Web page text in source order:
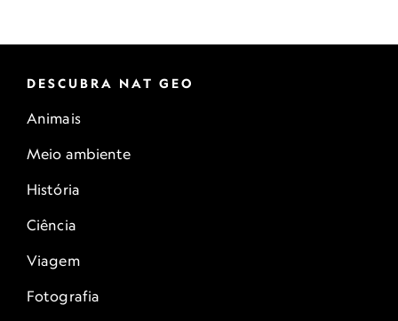
DESCUBRA NAT GEO
Animais
Meio ambiente
História
Ciência
Viagem
Fotografia